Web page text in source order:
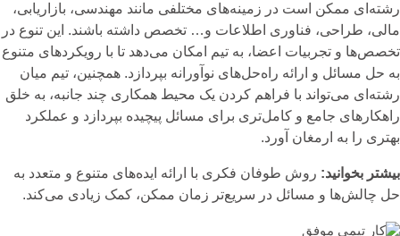
رشته‌ای ممکن است در زمینه‌های مختلفی مانند مهندسی، بازاریابی،
مالی، طراحی، فناوری اطلاعات و… تخصص داشته باشند. این تنوع در
تخصص‌ها و تجربیات اعضا، به تیم امکان می‌دهد تا با رویکردهای متنوع
به حل مسائل و ارائه راه‌حل‌های نوآورانه بپردازد. همچنین، تیم میان
رشته‌ای می‌تواند با فراهم کردن یک محیط همکاری چند جانبه، به خلق
راهکارهای جامع و کامل‌تری برای مسائل پیچیده بپردازد و عملکرد
بهتری را به ارمغان آورد.
بیشتر بخوانید: روش طوفان فکری با ارائه ایده‌های متنوع و متعدد به
حل چالش‌ها و مسائل در سریع‌تر زمان ممکن، کمک زیادی می‌کند.